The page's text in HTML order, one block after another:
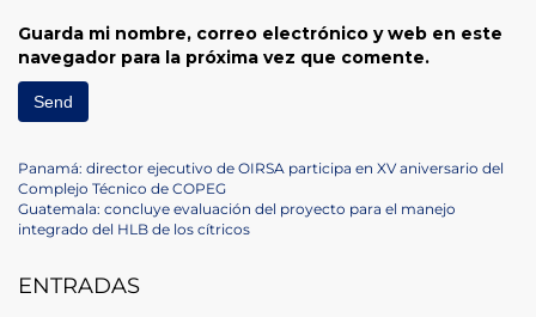
Guarda mi nombre, correo electrónico y web en este
navegador para la próxima vez que comente.
Navegación
de
Previous
Post
Panamá: director ejecutivo de OIRSA participa en XV aniversario del
Complejo Técnico de COPEG
Next
Post
Guatemala: concluye evaluación del proyecto para el manejo
integrado del HLB de los cítricos
ENTRADAS